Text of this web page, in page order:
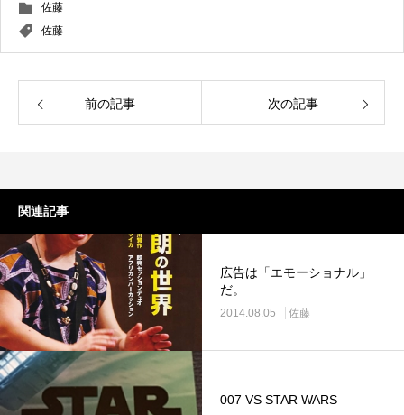
佐藤
佐藤
前の記事 次の記事
関連記事
広告は「エモーショナル」
だ。
2014.08.05 佐藤
007 VS STAR WARS